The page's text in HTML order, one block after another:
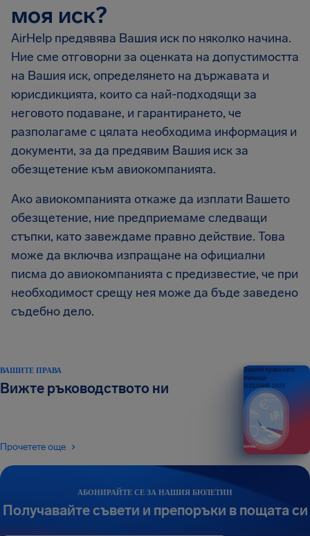
моя иск?
AirHelp предявява Вашия иск по няколко начина.
Ние сме отговорни за оценката на допустимостта
на Вашия иск, определянето на държавата и
юрисдикцията, които са най-подходящи за
неговото подаване, и гарантирането, че
разполагаме с цялата необходима информация и
документи, за да предявим Вашия иск за
обезщетение към авиокомпанията.
Ако авиокомпанията откаже да изплати Вашето
обезщетение, ние предприемаме следващи
стъпки, като завеждаме правно действие. Това
може да включва изпращане на официални
писма до авиокомпанията с предизвестие, че при
необходимост срещу нея може да бъде заведено
съдебно дело.
АБОНИРАЙТЕ СЕ ЗА НАШИЯ БЮЛЕТИН
Получавайте съвети и препоръки в пощата си
ВАШИТЕ ПРАВА
Вижте ръководството ни
Прочетете още
Вашите права като
пътници
ИЗДАНИЕ 2026